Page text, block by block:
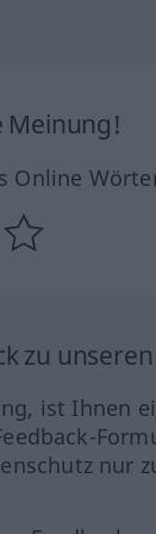
Meinung!
Online
zu
ist Ihnen
nur